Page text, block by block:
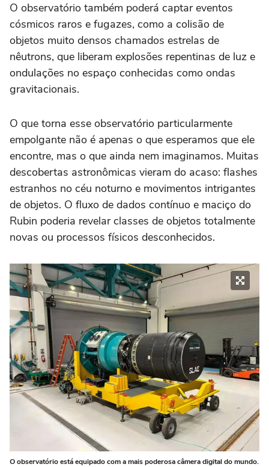
O observatório também poderá captar eventos
cósmicos raros e fugazes, como a colisão de
objetos muito densos chamados estrelas de
nêutrons, que liberam explosões repentinas de luz e
ondulações no espaço conhecidas como ondas
gravitacionais.
O que torna esse observatório particularmente
empolgante não é apenas o que esperamos que ele
encontre, mas o que ainda nem imaginamos. Muitas
descobertas astronômicas vieram do acaso: flashes
estranhos no céu noturno e movimentos intrigantes
de objetos. O fluxo de dados contínuo e maciço do
Rubin poderia revelar classes de objetos totalmente
novas ou processos físicos desconhecidos.
O observatório está equipado com a mais poderosa câmera digital do mundo.